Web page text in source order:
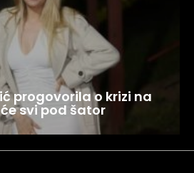
progovorila o krizi na
svi pod šator